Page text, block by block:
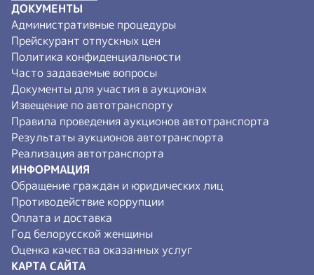
ДОКУМЕНТЫ
Административные процедуры
Прейскурант отпускных цен
Политика конфиденциальности
Часто задаваемые вопросы
Документы для участия в аукционах
Извещение по автотранспорту
Правила проведения аукционов автотранспорта
Результаты аукционов автотранспорта
Реализация автотранспорта
ИНФОРМАЦИЯ
Обращение граждан и юридических лиц
Противодействие коррупции
Оплата и доставка
Год белорусской женщины
Оценка качества оказанных услуг
КАРТА САЙТА